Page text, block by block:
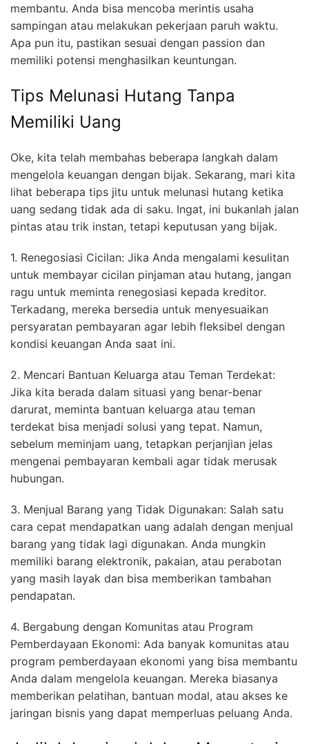
membantu. Anda bisa mencoba merintis usaha
sampingan atau melakukan pekerjaan paruh waktu.
Apa pun itu, pastikan sesuai dengan passion dan
memiliki potensi menghasilkan keuntungan.
Tips Melunasi Hutang Tanpa
Memiliki Uang
Oke, kita telah membahas beberapa langkah dalam
mengelola keuangan dengan bijak. Sekarang, mari kita
lihat beberapa tips jitu untuk melunasi hutang ketika
uang sedang tidak ada di saku. Ingat, ini bukanlah jalan
pintas atau trik instan, tetapi keputusan yang bijak.
1. Renegosiasi Cicilan: Jika Anda mengalami kesulitan
untuk membayar cicilan pinjaman atau hutang, jangan
ragu untuk meminta renegosiasi kepada kreditor.
Terkadang, mereka bersedia untuk menyesuaikan
persyaratan pembayaran agar lebih fleksibel dengan
kondisi keuangan Anda saat ini.
2. Mencari Bantuan Keluarga atau Teman Terdekat:
Jika kita berada dalam situasi yang benar-benar
darurat, meminta bantuan keluarga atau teman
terdekat bisa menjadi solusi yang tepat. Namun,
sebelum meminjam uang, tetapkan perjanjian jelas
mengenai pembayaran kembali agar tidak merusak
hubungan.
3. Menjual Barang yang Tidak Digunakan: Salah satu
cara cepat mendapatkan uang adalah dengan menjual
barang yang tidak lagi digunakan. Anda mungkin
memiliki barang elektronik, pakaian, atau perabotan
yang masih layak dan bisa memberikan tambahan
pendapatan.
4. Bergabung dengan Komunitas atau Program
Pemberdayaan Ekonomi: Ada banyak komunitas atau
program pemberdayaan ekonomi yang bisa membantu
Anda dalam mengelola keuangan. Mereka biasanya
memberikan pelatihan, bantuan modal, atau akses ke
jaringan bisnis yang dapat memperluas peluang Anda.